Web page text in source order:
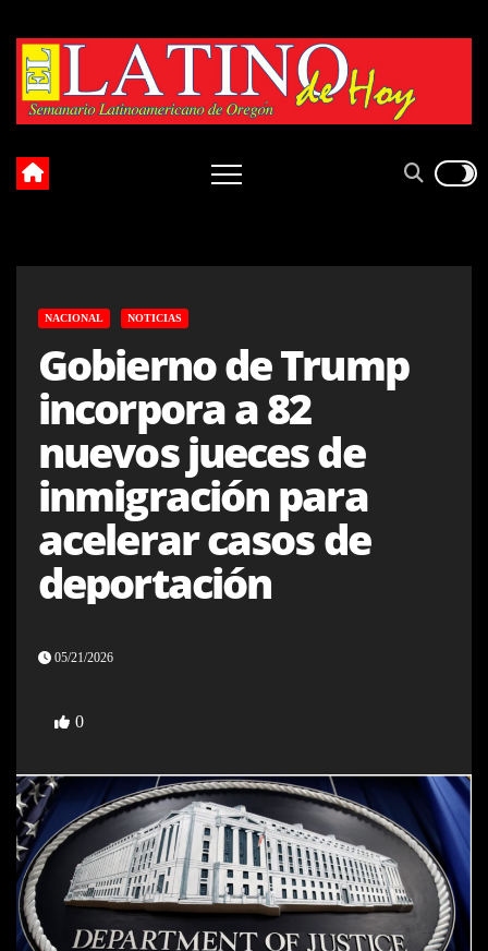
content
NACIONAL NOTICIAS
Gobierno de Trump
incorpora a 82
nuevos jueces de
inmigración para
acelerar casos de
deportación
05/21/2026
0